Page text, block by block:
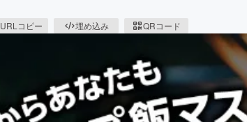
URLコピー 埋め込み QRコード